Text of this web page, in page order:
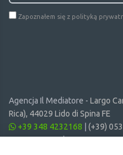
Zapoznałem się z polityką
Agencja Il Mediatore - Largo
Rica), 44029 Lido di Spina FE
+39 348 4232168
(+39)
01014620387 | CF